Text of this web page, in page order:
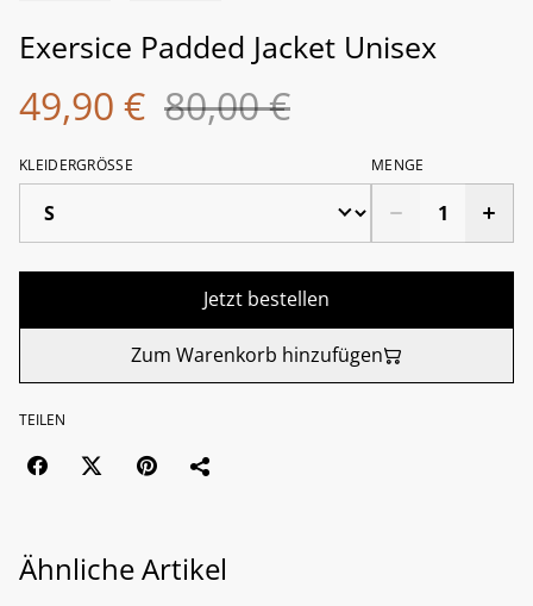
Exersice Padded Jacket Unisex
49,90 € 80,00 €
KLEIDERGRÖSSE MENGE
Jetzt bestellen
Zum Warenkorb hinzufügen
TEILEN
Ähnliche Artikel